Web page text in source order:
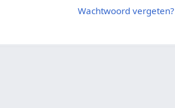
Wachtwoord vergeten?